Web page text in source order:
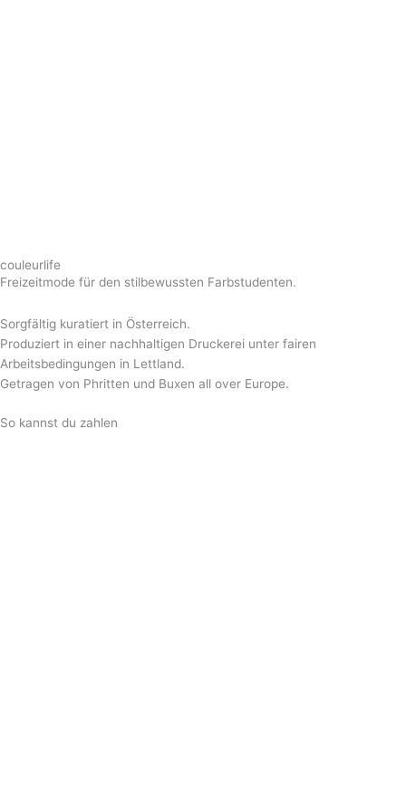
couleurlife
Freizeitmode für den stilbewussten Farbstudenten.
Sorgfältig kuratiert in Österreich.
Produziert in einer nachhaltigen Druckerei unter fairen
Arbeitsbedingungen in Lettland.
Getragen von Phritten und Buxen all over Europe.
So kannst du zahlen